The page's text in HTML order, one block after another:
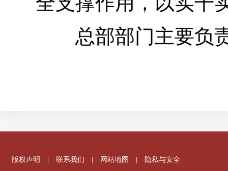
总部部门主要负责
版权声明 联系我们 网站地图 隐私与安全